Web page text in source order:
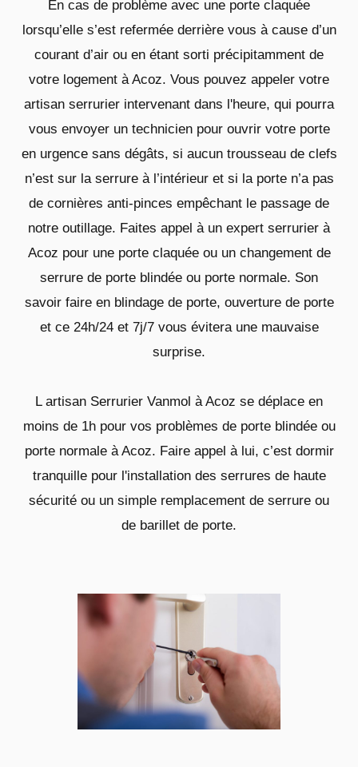
En cas de problème avec une porte claquée
lorsqu’elle s’est refermée derrière vous à cause d’un
courant d’air ou en étant sorti précipitamment de
votre logement à Acoz. Vous pouvez appeler votre
artisan serrurier intervenant dans l'heure, qui pourra
vous envoyer un technicien pour ouvrir votre porte
en urgence sans dégâts, si aucun trousseau de clefs
n’est sur la serrure à l’intérieur et si la porte n’a pas
de cornières anti-pinces empêchant le passage de
notre outillage. Faites appel à un expert serrurier à
Acoz pour une porte claquée ou un changement de
serrure de porte blindée ou porte normale. Son
savoir faire en blindage de porte, ouverture de porte
et ce 24h/24 et 7j/7 vous évitera une mauvaise
surprise.
L artisan Serrurier Vanmol à Acoz se déplace en
moins de 1h pour vos problèmes de porte blindée ou
porte normale à Acoz. Faire appel à lui, c’est dormir
tranquille pour l'installation des serrures de haute
sécurité ou un simple remplacement de serrure ou
de barillet de porte.